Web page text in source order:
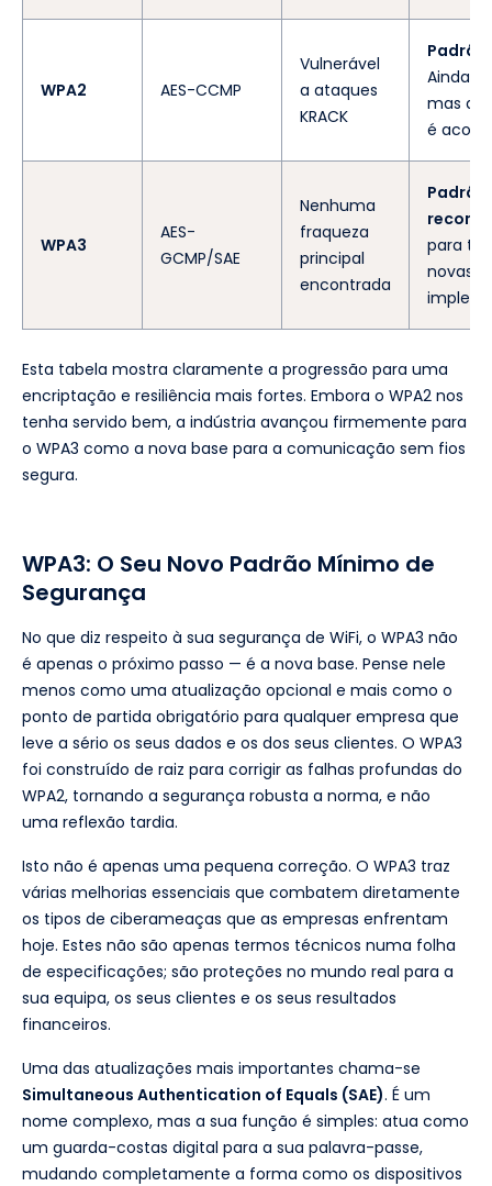
WPA2 AES-CCMP
Vulnerável
a ataques
KRACK
Ainda
mas a
é
WPA3
AES-
GCMP/SAE
Nenhuma
fraqueza
principal
encontrada
Padrão
para
novas
Esta tabela mostra claramente a progressão para uma
encriptação e resiliência mais fortes. Embora o WPA2 nos
tenha servido bem, a indústria avançou firmemente para
o WPA3 como a nova base para a comunicação sem fios
segura.
WPA3: O Seu Novo Padrão Mínimo de
Segurança
No que diz respeito à sua segurança de WiFi, o WPA3 não
é apenas o próximo passo — é a nova base. Pense nele
menos como uma atualização opcional e mais como o
ponto de partida obrigatório para qualquer empresa que
leve a sério os seus dados e os dos seus clientes. O WPA3
foi construído de raiz para corrigir as falhas profundas do
WPA2, tornando a segurança robusta a norma, e não
uma reflexão tardia.
Isto não é apenas uma pequena correção. O WPA3 traz
várias melhorias essenciais que combatem diretamente
os tipos de ciberameaças que as empresas enfrentam
hoje. Estes não são apenas termos técnicos numa folha
de especificações; são proteções no mundo real para a
sua equipa, os seus clientes e os seus resultados
financeiros.
Uma das atualizações mais importantes chama-se
Simultaneous Authentication of Equals (SAE). É um
nome complexo, mas a sua função é simples: atua como
um guarda-costas digital para a sua palavra-passe,
mudando completamente a forma como os dispositivos